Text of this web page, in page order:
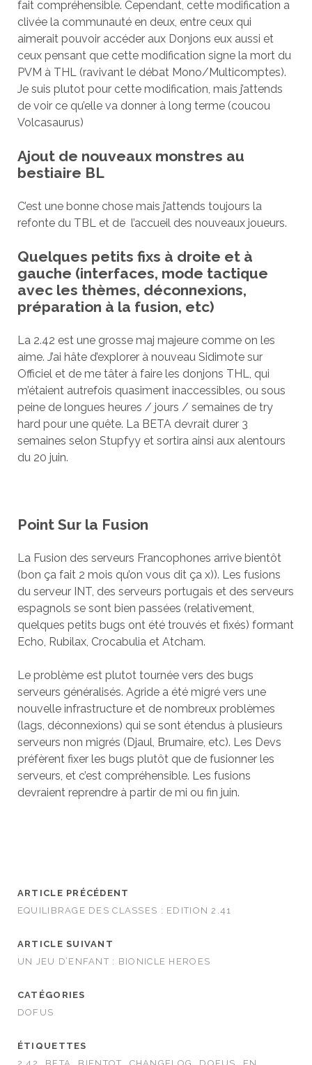
fait compréhensible. Cependant, cette modification a
clivée la communauté en deux, entre ceux qui
aimerait pouvoir accéder aux Donjons eux aussi et
ceux pensant que cette modification signe la mort du
PVM à THL (ravivant le débat Mono/Multicomptes).
Je suis plutot pour cette modification, mais j’attends
de voir ce qu’elle va donner à long terme (coucou
Volcasaurus)
Ajout de nouveaux monstres au
bestiaire BL
C’est une bonne chose mais j’attends toujours la
refonte du TBL et de l’accueil des nouveaux joueurs.
Quelques petits fixs à droite et à
gauche (interfaces, mode tactique
avec les thèmes, déconnexions,
préparation à la fusion, etc)
La 2.42 est une grosse maj majeure comme on les
aime. J’ai hâte d’explorer à nouveau Sidimote sur
Officiel et de me tâter à faire les donjons THL, qui
m’étaient autrefois quasiment inaccessibles, ou sous
peine de longues heures / jours / semaines de try
hard pour une quête. La BETA devrait durer 3
semaines selon Stupfyy et sortira ainsi aux alentours
du 20 juin.
Point Sur la Fusion
La Fusion des serveurs Francophones arrive bientôt
(bon ça fait 2 mois qu’on vous dit ça x)). Les fusions
du serveur INT, des serveurs portugais et des serveurs
espagnols se sont bien passées (relativement,
quelques petits bugs ont été trouvés et fixés) formant
Echo, Rubilax, Crocabulia et Atcham.
Le problème est plutot tournée vers des bugs
serveurs généralisés. Agride a été migré vers une
nouvelle infrastructure et de nombreux problèmes
(lags, déconnexions) qui se sont étendus à plusieurs
serveurs non migrés (Djaul, Brumaire, etc). Les Devs
préfèrent fixer les bugs plutôt que de fusionner les
serveurs, et c’est compréhensible. Les fusions
devraient reprendre à partir de mi ou fin juin.
ARTICLE PRÉCÉDENT
EQUILIBRAGE DES CLASSES : EDITION 2.41
ARTICLE SUIVANT
UN JEU D’ENFANT : BIONICLE HEROES
CATÉGORIES
DOFUS
ÉTIQUETTES